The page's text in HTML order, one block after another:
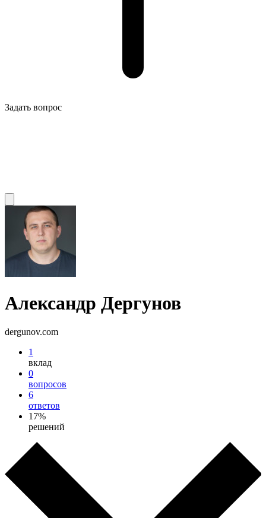
Задать вопрос
Александр Дергунов
dergunov.com
1
вклад
0
вопросов
6
ответов
17%
решений